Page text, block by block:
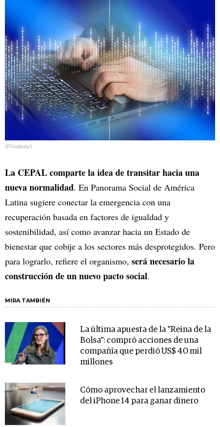
(Pixabay)
La CEPAL comparte la idea de transitar hacia una
nueva normalidad. En Panorama Social de América
Latina sugiere conectar la emergencia con una
recuperación basada en factores de igualdad y
sostenibilidad, así como avanzar hacia un Estado de
bienestar que cobije a los sectores más desprotegidos. Pero
para lograrlo, refiere el organismo, será necesario la
construcción de un nuevo pacto social.
MIRA TAMBIÉN
La última apuesta de la "Reina de la
Bolsa": compró acciones de una
compañía que perdió US$ 40 mil
millones
Cómo aprovechar el lanzamiento
del iPhone 14 para ganar dinero